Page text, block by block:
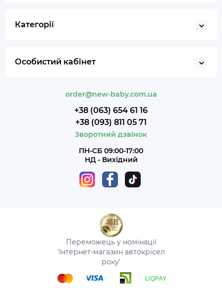
Категорії
Особистий кабінет
order@new-baby.com.ua
+38 (063) 654 61 16
+38 (093) 811 05 71
Зворотний дзвінок
ПН-СБ 09:00-17:00
НД - Вихідний
Переможець у номінації
'Інтернет-магазин автокрісел
року'